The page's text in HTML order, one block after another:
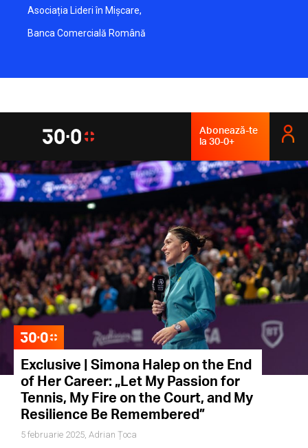
Asociația Lideri în Mișcare,
Banca Comercială Română
Abonează-te
la 30-0+
Exclusive | Simona Halep on the End
of Her Career: „Let My Passion for
Tennis, My Fire on the Court, and My
Resilience Be Remembered”
5 februarie 2025, Adrian Țoca